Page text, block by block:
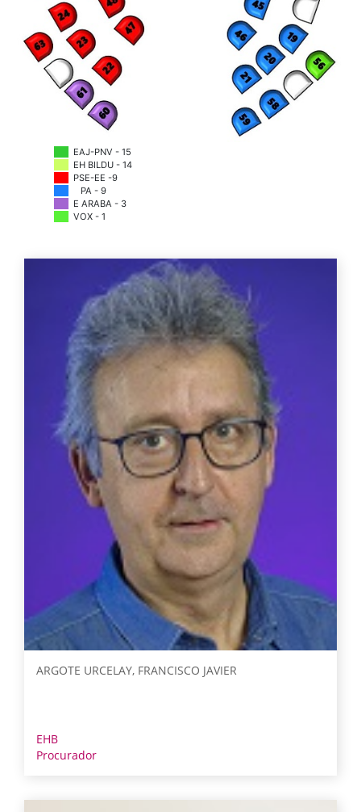
EAJ-PNV - 15
EH BILDU - 14
PSE-EE -9
PA - 9
E ARABA - 3
VOX - 1
ARGOTE URCELAY, FRANCISCO JAVIER
EHB
Procurador